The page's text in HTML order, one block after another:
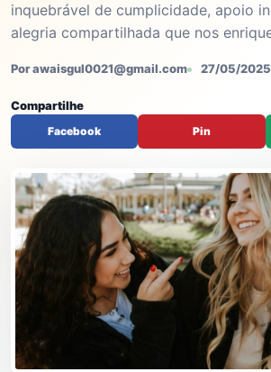
inquebrável de cumplicidade, apoio
alegria compartilhada que nos
Por awaisgul0021@gmail.com 27/05/2025
Compartilhe
Facebook Pin